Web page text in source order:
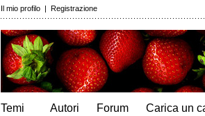
Il mio profilo | Registrazione
Temi
Autori
Forum
Carica un